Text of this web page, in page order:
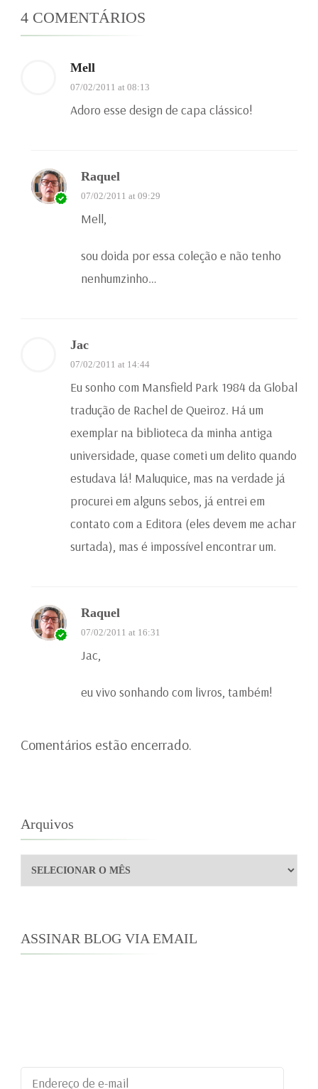
4 COMENTÁRIOS
Mell
07/02/2011 at 08:13
Adoro esse design de capa clássico!
Raquel
07/02/2011 at 09:29
Mell,
sou doida por essa coleção e não tenho
nenhumzinho…
Jac
07/02/2011 at 14:44
Eu sonho com Mansfield Park 1984 da Global
tradução de Rachel de Queiroz. Há um
exemplar na biblioteca da minha antiga
universidade, quase cometi um delito quando
estudava lá! Maluquice, mas na verdade já
procurei em alguns sebos, já entrei em
contato com a Editora (eles devem me achar
surtada), mas é impossível encontrar um.
Raquel
07/02/2011 at 16:31
Jac,
eu vivo sonhando com livros, também!
Comentários estão encerrado.
Arquivos
Arquivos
ASSINAR BLOG VIA EMAIL
Endereço